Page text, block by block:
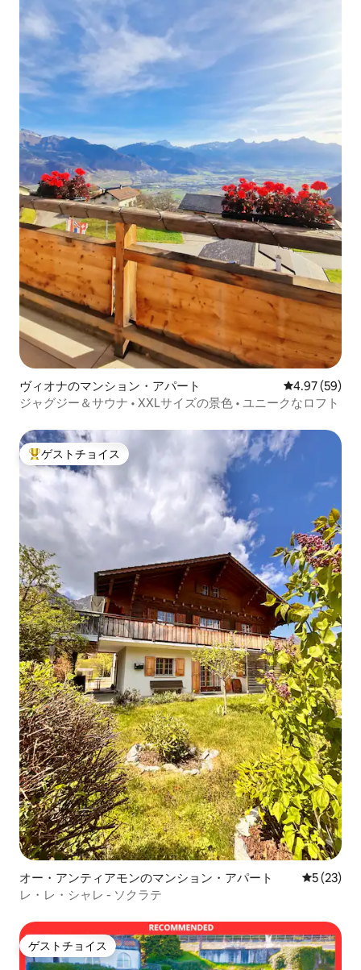
ヴィオナのマンション・アパート レビュー59
4.97 (59)
ジャグジー＆サウナ • XXLサイズの景色 • ユニークなロフト
大好評のゲストチョイスです。
ゲストチョイス
オー・アンティアモンのマンション・アパート レビュー
5 (23)
レ・レ・シャレ - ソクラテ
ゲストチョイス
ゲストチョイス